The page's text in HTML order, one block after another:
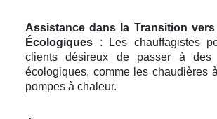
Assistance dans la Transition
Écologiques : Les chauffagistes
clients désireux de passer à des
écologiques, comme les chaudières
pompes à chaleur.